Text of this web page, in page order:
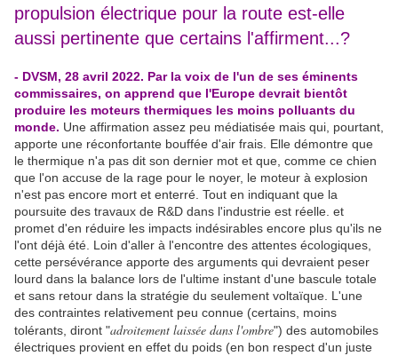
propulsion électrique pour la route est-elle
aussi pertinente que certains l'affirment...?
- DVSM, 28 avril 2022. Par la voix de l'un de ses éminents
commissaires, on apprend que l'Europe devrait bientôt
produire les moteurs thermiques les moins polluants du
monde. Une affirmation assez peu médiatisée mais qui, pourtant,
apporte une réconfortante bouffée d'air frais. Elle démontre que
le thermique n'a pas dit son dernier mot et que, comme ce chien
que l'on accuse de la rage pour le noyer, le moteur à explosion
n'est pas encore mort et enterré. Tout en indiquant que la
poursuite des travaux de R&D dans l'industrie est réelle. et
promet d'en réduire les impacts indésirables encore plus qu'ils ne
l'ont déjà été. Loin d'aller à l'encontre des attentes écologiques,
cette persévérance apporte des arguments qui devraient peser
lourd dans la balance lors de l'ultime instant d'une bascule totale
et sans retour dans la stratégie du seulement voltaïque. L'une
des contraintes relativement peu connue (certains, moins
tolérants, diront "adroitement laissée dans l'ombre") des automobiles
électriques provient en effet du poids (en bon respect d'un juste